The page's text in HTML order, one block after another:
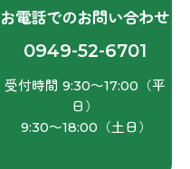
お電話でのお問い合わせ
0949-52-6701
受付時間 9:30～17:00（平
日）
9:30～18:00（土日）